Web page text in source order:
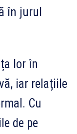
în jurul
lor în
iar relațiile
Cu
de pe